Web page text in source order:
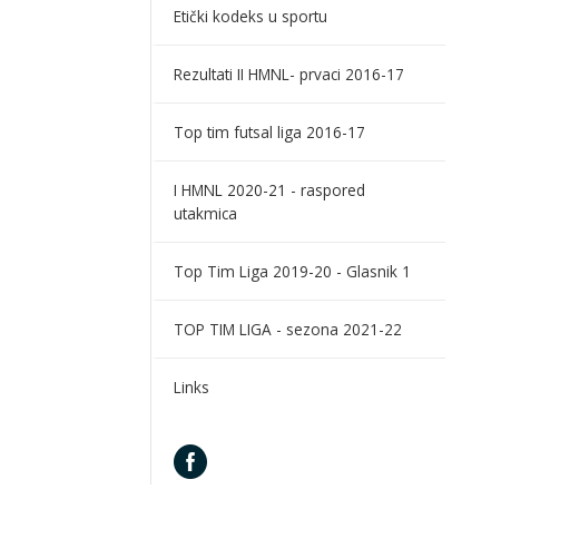
Etički kodeks u sportu
Rezultati II HMNL- prvaci 2016-17
Top tim futsal liga 2016-17
I HMNL 2020-21 - raspored
utakmica
Top Tim Liga 2019-20 - Glasnik 1
TOP TIM LIGA - sezona 2021-22
Links